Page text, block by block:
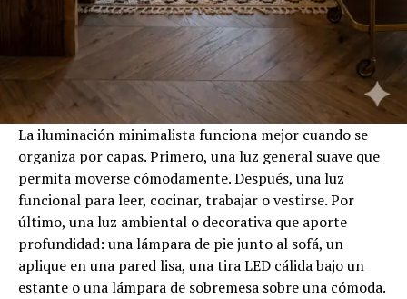
La iluminación minimalista funciona mejor cuando se
organiza por capas. Primero, una luz general suave que
permita moverse cómodamente. Después, una luz
funcional para leer, cocinar, trabajar o vestirse. Por
último, una luz ambiental o decorativa que aporte
profundidad: una lámpara de pie junto al sofá, un
aplique en una pared lisa, una tira LED cálida bajo un
estante o una lámpara de sobremesa sobre una cómoda.